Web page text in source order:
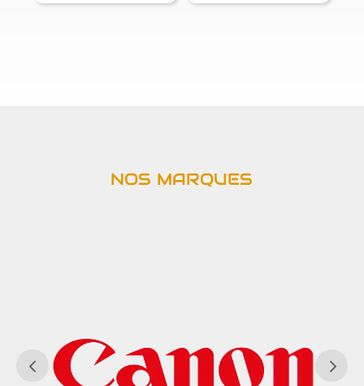
NOS MARQUES